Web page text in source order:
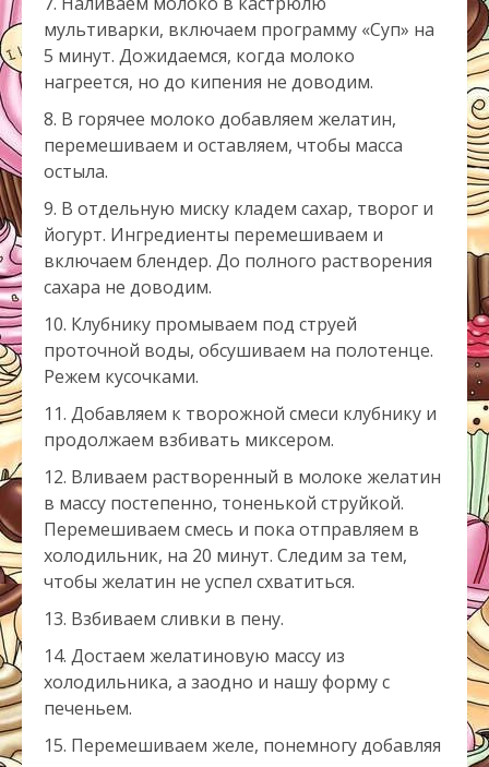
мультиварки, включаем программу «Суп» на
5 минут. Дожидаемся, когда молоко
нагреется, но до кипения не доводим.
В горячее молоко добавляем желатин,
перемешиваем и оставляем, чтобы масса
остыла.
В отдельную миску кладем сахар, творог и
йогурт. Ингредиенты перемешиваем и
включаем блендер. До полного растворения
сахара не доводим.
Клубнику промываем под струей
проточной воды, обсушиваем на полотенце.
Режем кусочками.
Добавляем к творожной смеси клубнику и
продолжаем взбивать миксером.
Вливаем растворенный в молоке желатин
в массу постепенно, тоненькой струйкой.
Перемешиваем смесь и пока отправляем в
холодильник, на 20 минут. Следим за тем,
чтобы желатин не успел схватиться.
Взбиваем сливки в пену.
Достаем желатиновую массу из
холодильника, а заодно и нашу форму с
печеньем.
Перемешиваем желе, понемногу добавляя